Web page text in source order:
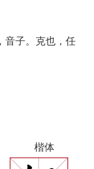
音子。克也，任
楷体